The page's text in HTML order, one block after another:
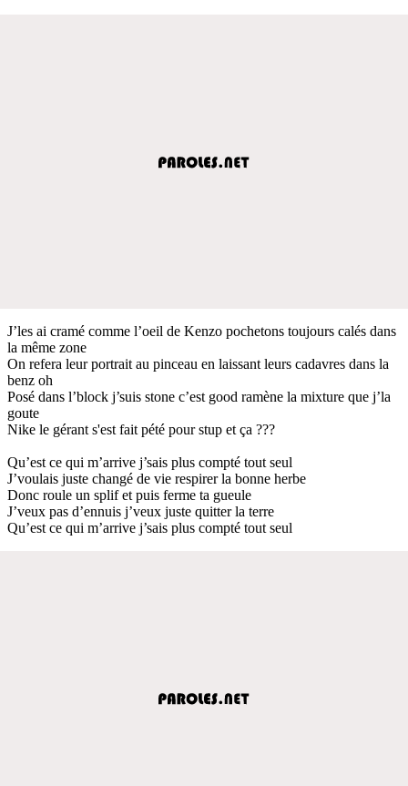
J’les ai cramé comme l’oeil de Kenzo pochetons toujours calés dans
la même zone
On refera leur portrait au pinceau en laissant leurs cadavres dans la
benz oh
Posé dans l’block j’suis stone c’est good ramène la mixture que j’la
goute
Nike le gérant s'est fait pété pour stup et ça ???
Qu’est ce qui m’arrive j’sais plus compté tout seul
J’voulais juste changé de vie respirer la bonne herbe
Donc roule un splif et puis ferme ta gueule
J’veux pas d’ennuis j’veux juste quitter la terre
Qu’est ce qui m’arrive j’sais plus compté tout seul